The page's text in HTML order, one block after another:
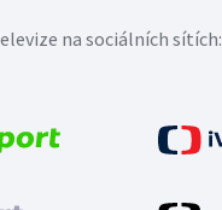
na sociálních sítích: